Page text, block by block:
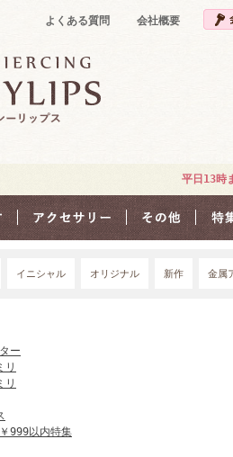
よくある質問 会社概要
平日13時
イニシャル オリジナル 新作 金属
ー
リ
リ
999以内特集